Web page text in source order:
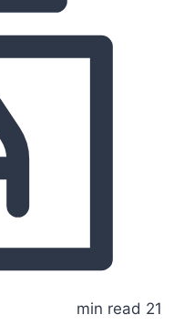
21 min read